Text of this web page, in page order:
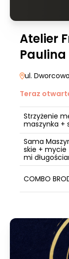
Atelier
ul.
Teraz
Strzyżenie
maszynka +
Sama
skie +
mi
COMBO